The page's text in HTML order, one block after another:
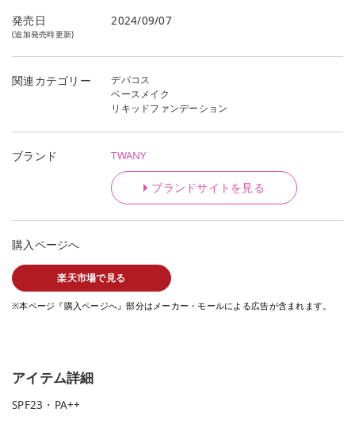
発売日
(追加発売時更新)
2024/09/07
関連カテゴリー
デパコス
ベースメイク
リキッドファンデーション
ブランド TWANY
ブランドサイトを見る
購入ページへ
楽天市場で見る
※本ページ『購入ページへ』部分はメーカー・モールによる広告が含まれます。
アイテム詳細
SPF23・PA++